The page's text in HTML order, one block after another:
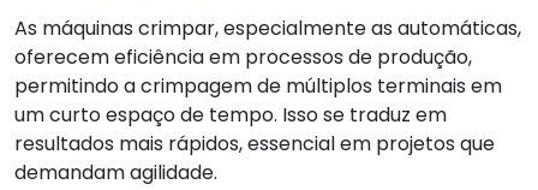
As máquinas crimpar, especialmente as automáticas,
oferecem eficiência em processos de produção,
permitindo a crimpagem de múltiplos terminais em
um curto espaço de tempo. Isso se traduz em
resultados mais rápidos, essencial em projetos que
demandam agilidade.